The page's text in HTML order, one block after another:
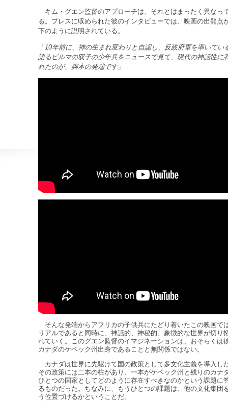
キム・グエン監督のアプローチは、それとはまったく異なっ
る。プレスに収められた彼のインタビューでは、映画の出発点
下のように説明されている。
「 10年前に、神の生まれ変わりと自認し、反政府軍を率いてい
語るビルマの双子の少年兵をニュースで見て、現代の神話性に
れたのが、脚本の発端です」
そんな発端からアフリカの子供兵にたどり着いたこの映画で
リアルであると同時に、神話的、神秘的、象徴的な世界が切り
れていく。このグエン監督のイマジネーションは、おそらくは
カナダのケベック州出身であることと無関係ではない。
カナダは世界に先駆けて国の政策として多文化主義を導入し
その政策には二本の柱があり、一本がケベック州と残りのカナ
ひとつの国家としてどのように存在すべきなのかという課題に
るものだった。ちなみに、もうひとつの課題は、他の文化集団
う位置づけるかということだ。